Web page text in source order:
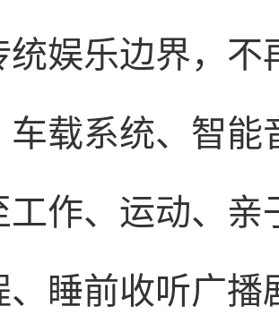
统娱乐边界，不
车载系统、智
工作、运动、
、睡前收听广播